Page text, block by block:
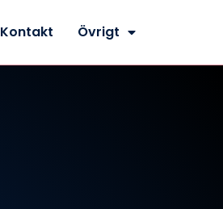
Kontakt Övrigt